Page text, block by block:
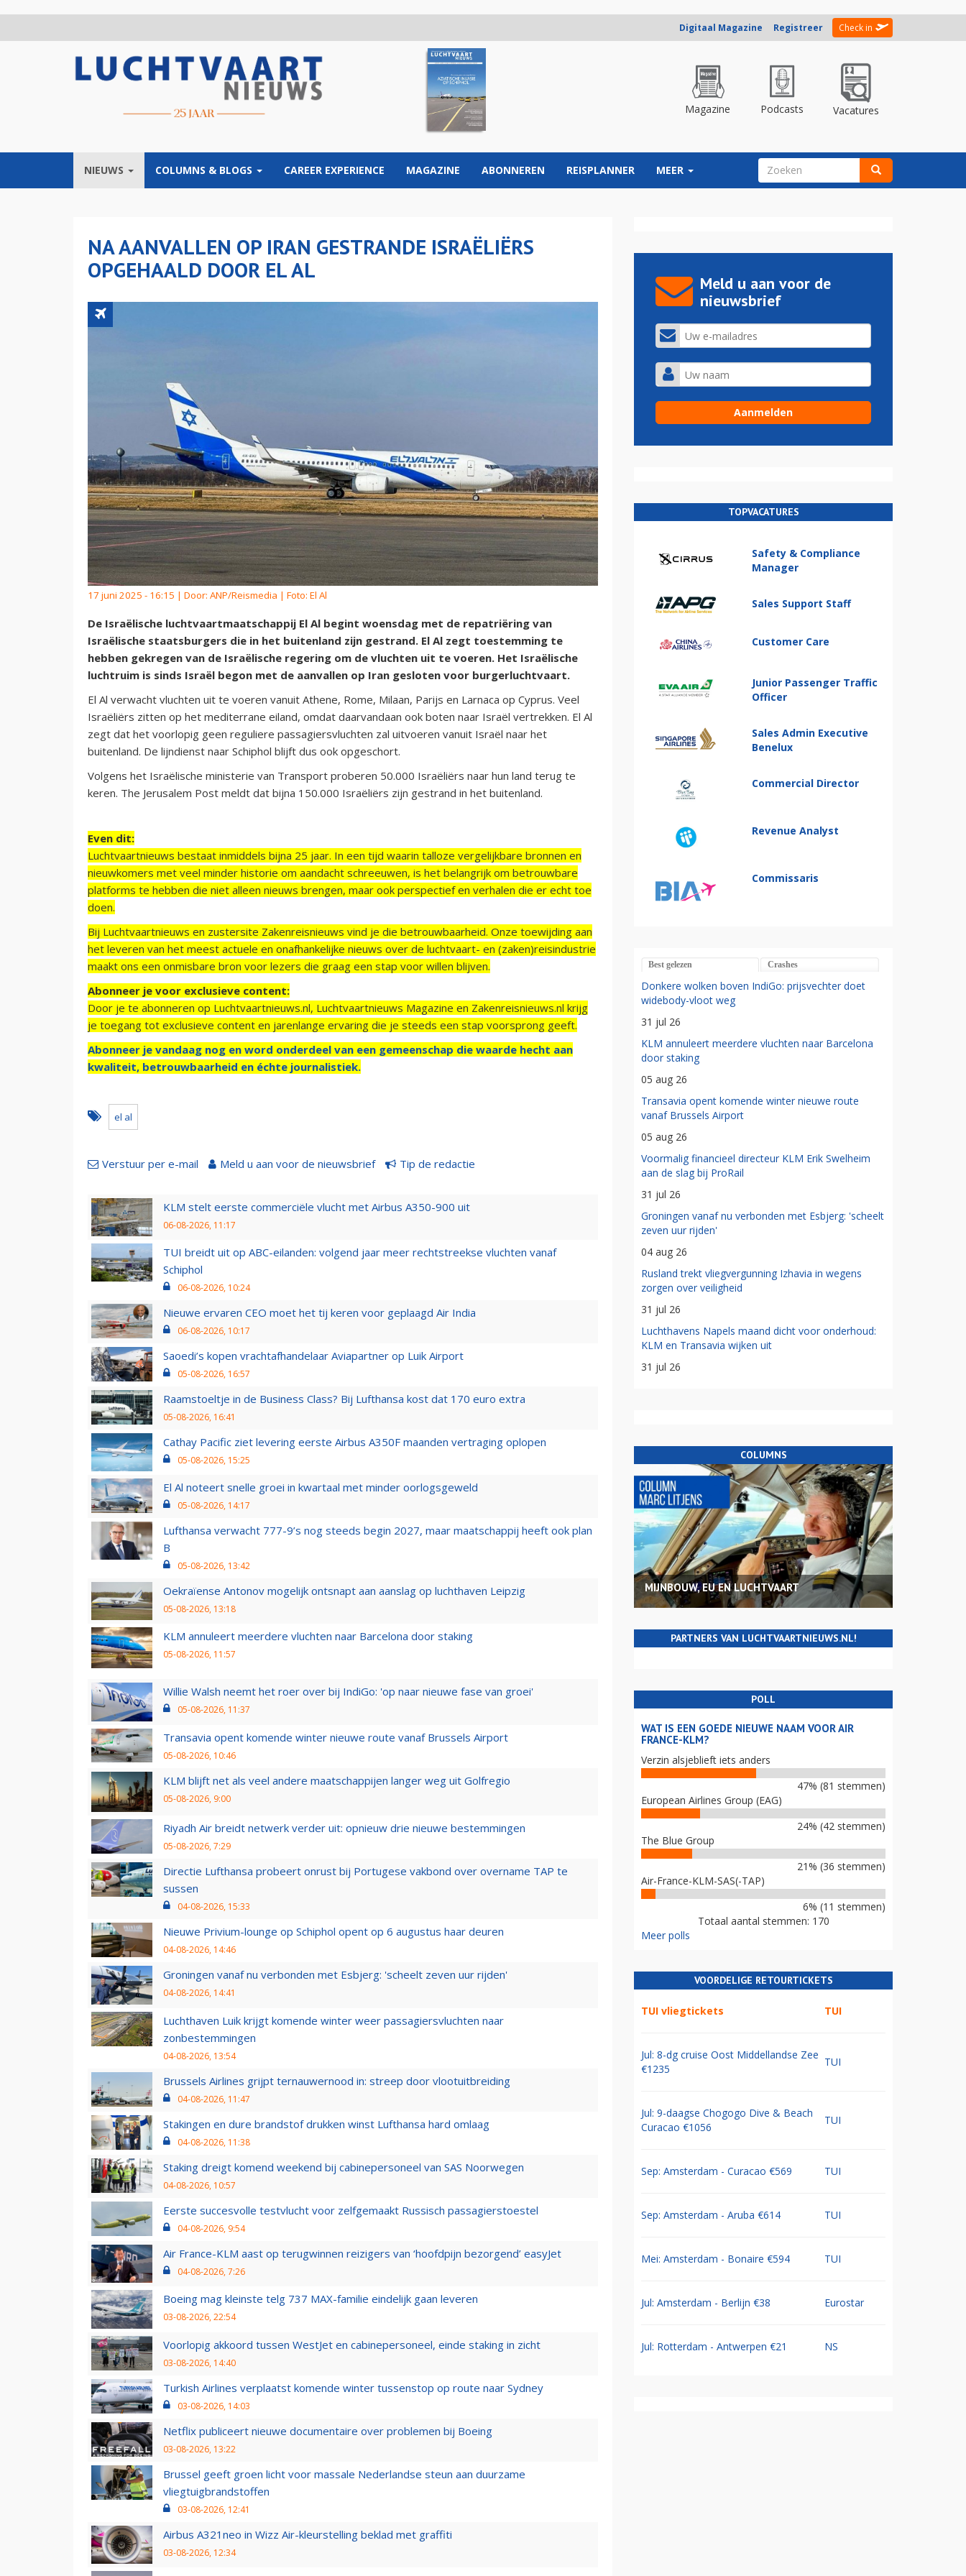
Digitaal Magazine Registreer Check in
Magazine Podcasts Vacatures
NIEUWS COLUMNS & BLOGS CAREER EXPERIENCE MAGAZINE ABONNEREN REISPLANNER MEER ZOEKVELD
NA AANVALLEN OP IRAN GESTRANDE ISRAËLIËRS
OPGEHAALD DOOR EL AL
17 juni 2025 - 16:15 | Door: ANP/Reismedia | Foto: El Al
De Israëlische luchtvaartmaatschappij El Al begint woensdag met de repatriëring van
Israëlische staatsburgers die in het buitenland zijn gestrand. El Al zegt toestemming te
hebben gekregen van de Israëlische regering om de vluchten uit te voeren. Het Israëlische
luchtruim is sinds Israël begon met de aanvallen op Iran gesloten voor burgerluchtvaart.
El Al verwacht vluchten uit te voeren vanuit Athene, Rome, Milaan, Parijs en Larnaca op Cyprus. Veel
Israëliërs zitten op het mediterrane eiland, omdat daarvandaan ook boten naar Israël vertrekken. El Al
zegt dat het voorlopig geen reguliere passagiersvluchten zal uitvoeren vanuit Israël naar het
buitenland. De lijndienst naar Schiphol blijft dus ook opgeschort.
Volgens het Israëlische ministerie van Transport proberen 50.000 Israëliërs naar hun land terug te
keren. The Jerusalem Post meldt dat bijna 150.000 Israëliërs zijn gestrand in het buitenland.
Even dit:
Luchtvaartnieuws bestaat inmiddels bijna 25 jaar. In een tijd waarin talloze vergelijkbare bronnen en
nieuwkomers met veel minder historie om aandacht schreeuwen, is het belangrijk om betrouwbare
platforms te hebben die niet alleen nieuws brengen, maar ook perspectief en verhalen die er echt toe
doen.
Bij Luchtvaartnieuws en zustersite Zakenreisnieuws vind je die betrouwbaarheid. Onze toewijding aan
het leveren van het meest actuele en onafhankelijke nieuws over de luchtvaart- en (zaken)reisindustrie
maakt ons een onmisbare bron voor lezers die graag een stap voor willen blijven.
Abonneer je voor exclusieve content:
Door je te abonneren op Luchtvaartnieuws.nl, Luchtvaartnieuws Magazine en Zakenreisnieuws.nl krijg
je toegang tot exclusieve content en jarenlange ervaring die je steeds een stap voorsprong geeft.
Abonneer je vandaag nog en word onderdeel van een gemeenschap die waarde hecht aan
kwaliteit, betrouwbaarheid en échte journalistiek.
el al
Verstuur per e-mail Meld u aan voor de nieuwsbrief Tip de redactie
KLM stelt eerste commerciële vlucht met Airbus A350-900 uit
06-08-2026, 11:17
TUI breidt uit op ABC-eilanden: volgend jaar meer rechtstreekse vluchten vanaf
Schiphol
06-08-2026, 10:24
Nieuwe ervaren CEO moet het tij keren voor geplaagd Air India
06-08-2026, 10:17
Saoedi’s kopen vrachtafhandelaar Aviapartner op Luik Airport
05-08-2026, 16:57
Raamstoeltje in de Business Class? Bij Lufthansa kost dat 170 euro extra
05-08-2026, 16:41
Cathay Pacific ziet levering eerste Airbus A350F maanden vertraging oplopen
05-08-2026, 15:25
El Al noteert snelle groei in kwartaal met minder oorlogsgeweld
05-08-2026, 14:17
Lufthansa verwacht 777-9’s nog steeds begin 2027, maar maatschappij heeft ook plan
B
05-08-2026, 13:42
Oekraïense Antonov mogelijk ontsnapt aan aanslag op luchthaven Leipzig
05-08-2026, 13:18
KLM annuleert meerdere vluchten naar Barcelona door staking
05-08-2026, 11:57
Willie Walsh neemt het roer over bij IndiGo: 'op naar nieuwe fase van groei'
05-08-2026, 11:37
Transavia opent komende winter nieuwe route vanaf Brussels Airport
05-08-2026, 10:46
KLM blijft net als veel andere maatschappijen langer weg uit Golfregio
05-08-2026, 9:00
Riyadh Air breidt netwerk verder uit: opnieuw drie nieuwe bestemmingen
05-08-2026, 7:29
Directie Lufthansa probeert onrust bij Portugese vakbond over overname TAP te
sussen
04-08-2026, 15:33
Nieuwe Privium-lounge op Schiphol opent op 6 augustus haar deuren
04-08-2026, 14:46
Groningen vanaf nu verbonden met Esbjerg: 'scheelt zeven uur rijden'
04-08-2026, 14:41
Luchthaven Luik krijgt komende winter weer passagiersvluchten naar
zonbestemmingen
04-08-2026, 13:54
Brussels Airlines grijpt ternauwernood in: streep door vlootuitbreiding
04-08-2026, 11:47
Stakingen en dure brandstof drukken winst Lufthansa hard omlaag
04-08-2026, 11:38
Staking dreigt komend weekend bij cabinepersoneel van SAS Noorwegen
04-08-2026, 10:57
Eerste succesvolle testvlucht voor zelfgemaakt Russisch passagierstoestel
04-08-2026, 9:54
Air France-KLM aast op terugwinnen reizigers van ‘hoofdpijn bezorgend’ easyJet
04-08-2026, 7:26
Boeing mag kleinste telg 737 MAX-familie eindelijk gaan leveren
03-08-2026, 22:54
Voorlopig akkoord tussen WestJet en cabinepersoneel, einde staking in zicht
03-08-2026, 14:40
Turkish Airlines verplaatst komende winter tussenstop op route naar Sydney
03-08-2026, 14:03
Netflix publiceert nieuwe documentaire over problemen bij Boeing
03-08-2026, 13:22
Brussel geeft groen licht voor massale Nederlandse steun aan duurzame
vliegtuigbrandstoffen
03-08-2026, 12:41
Airbus A321neo in Wizz Air-kleurstelling beklad met graffiti
03-08-2026, 12:34
Meld u aan voor de
nieuwsbrief
TOPVACATURES
Safety & Compliance
Manager
Sales Support Staff
Customer Care
Junior Passenger Traffic
Officer
Sales Admin Executive
Benelux
Commercial Director
Revenue Analyst
Commissaris
Best gelezen Crashes
Donkere wolken boven IndiGo: prijsvechter doet
widebody-vloot weg
31 jul 26
KLM annuleert meerdere vluchten naar Barcelona
door staking
05 aug 26
Transavia opent komende winter nieuwe route
vanaf Brussels Airport
05 aug 26
Voormalig financieel directeur KLM Erik Swelheim
aan de slag bij ProRail
31 jul 26
Groningen vanaf nu verbonden met Esbjerg: 'scheelt
zeven uur rijden'
04 aug 26
Rusland trekt vliegvergunning Izhavia in wegens
zorgen over veiligheid
31 jul 26
Luchthavens Napels maand dicht voor onderhoud:
KLM en Transavia wijken uit
31 jul 26
COLUMNS
MIJNBOUW, EU EN LUCHTVAART
PARTNERS VAN LUCHTVAARTNIEUWS.NL!
POLL
WAT IS EEN GOEDE NIEUWE NAAM VOOR AIR
FRANCE-KLM?
Verzin alsjeblieft iets anders
47% (81 stemmen)
European Airlines Group (EAG)
24% (42 stemmen)
The Blue Group
21% (36 stemmen)
Air-France-KLM-SAS(-TAP)
6% (11 stemmen)
Totaal aantal stemmen: 170
Meer polls
VOORDELIGE RETOURTICKETS
TUI vliegtickets TUI
Jul: 8-dg cruise Oost Middellandse Zee
€1235
TUI
Jul: 9-daagse Chogogo Dive & Beach
Curacao €1056
TUI
Sep: Amsterdam - Curacao €569 TUI
Sep: Amsterdam - Aruba €614 TUI
Mei: Amsterdam - Bonaire €594 TUI
Jul: Amsterdam - Berlijn €38 Eurostar
Jul: Rotterdam - Antwerpen €21 NS